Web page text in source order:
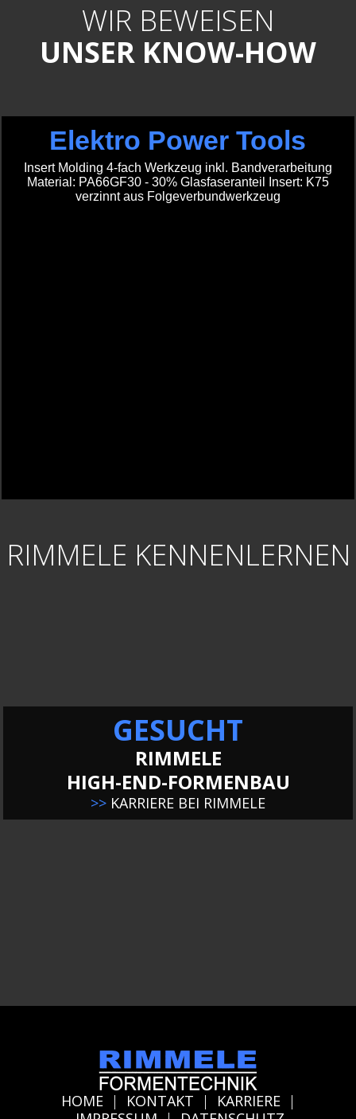
WIR BEWEISEN
UNSER KNOW-HOW
Insert Molding 4-fach Werkzeug inkl. Bandverarbeitung
Material: PA66GF30 - 30% Glasfaseranteil Insert: K75
verzinnt aus Folgeverbundwerkzeug
Elektro Power Tools
RIMMELE KENNENLERNEN
GESUCHT
RIMMELE
HIGH-END-FORMENBAU
>> KARRIERE BEI RIMMELE
HOME| KONTAKT | KARRIERE |